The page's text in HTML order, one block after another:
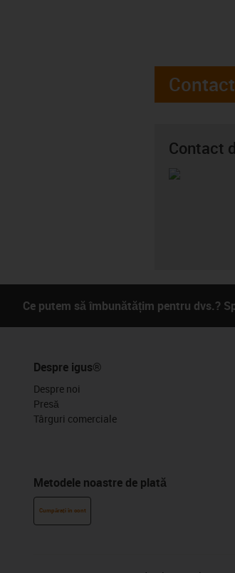
Contact
Ce putem să îmbunătățim pentru dvs.?
Despre igus®
Despre noi
Presă
Târguri comerciale
Metodele noastre de plată
Cumpărați în cont